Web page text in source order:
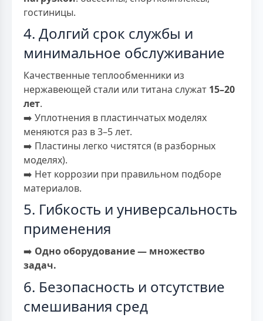
гостиницы.
4. Долгий срок службы и
минимальное обслуживание
Качественные теплообменники из
нержавеющей стали или титана служат 15–20
лет.
➡️ Уплотнения в пластинчатых моделях
меняются раз в 3–5 лет.
➡️ Пластины легко чистятся (в разборных
моделях).
➡️ Нет коррозии при правильном подборе
материалов.
5. Гибкость и универсальность
применения
➡️ Одно оборудование — множество
задач.
6. Безопасность и отсутствие
смешивания сред